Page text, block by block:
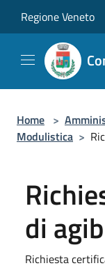
Regione Veneto
Home >
Modulistica >
di
Richiesta